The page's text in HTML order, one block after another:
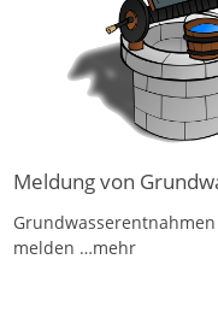
Meldung von
melden …mehr